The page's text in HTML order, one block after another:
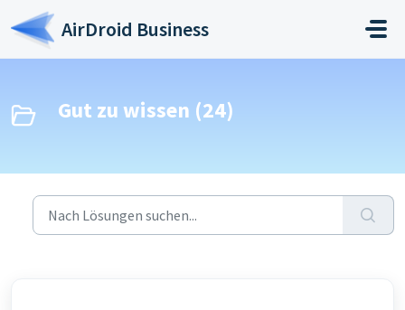
Zum hauptsächlichen Inhalt gehen
AirDroid Business
Gut zu wissen (24)